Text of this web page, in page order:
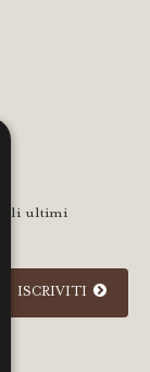
gli ultimi
ISCRIVITI